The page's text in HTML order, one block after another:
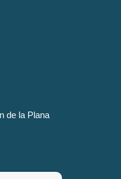
de la Plana